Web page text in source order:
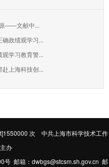
源——文献中...
政绩观学习...
学习教育警...
上海科技创...
次 中共上海市科学技术工作
办
号 邮箱：dwbgs@stcsm.sh.gov.cn 邮